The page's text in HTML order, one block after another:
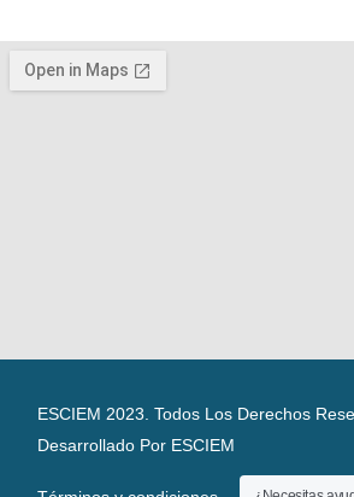
ESCIEM 2023. Todos Los Derechos
Desarrollado Por ESCIEM